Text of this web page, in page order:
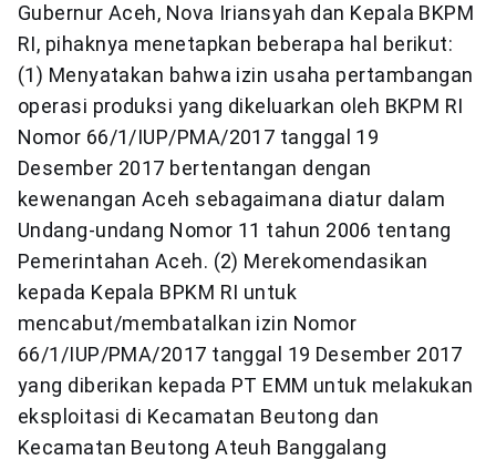
Gubernur Aceh, Nova Iriansyah dan Kepala BKPM
RI, pihaknya menetapkan beberapa hal berikut:
(1) Menyatakan bahwa izin usaha pertambangan
operasi produksi yang dikeluarkan oleh BKPM RI
Nomor 66/1/IUP/PMA/2017 tanggal 19
Desember 2017 bertentangan dengan
kewenangan Aceh sebagaimana diatur dalam
Undang-undang Nomor 11 tahun 2006 tentang
Pemerintahan Aceh. (2) Merekomendasikan
kepada Kepala BPKM RI untuk
mencabut/membatalkan izin Nomor
66/1/IUP/PMA/2017 tanggal 19 Desember 2017
yang diberikan kepada PT EMM untuk melakukan
eksploitasi di Kecamatan Beutong dan
Kecamatan Beutong Ateuh Banggalang